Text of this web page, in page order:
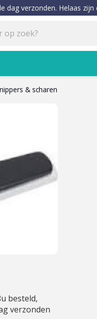
dag verzonden. Helaas
& scharen
besteld,
verzonden